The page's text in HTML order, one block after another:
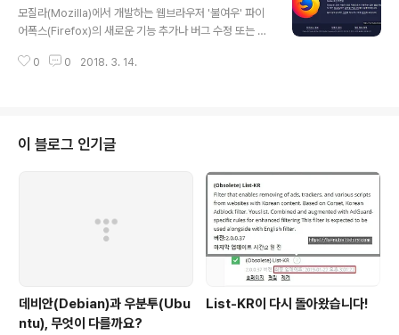
n libvorbis CVE-2018-5147: Out of bounds mem
ory write in libtremor 자세한 업데이트 내역은 아래 링
어 및 업데이트 버전] □ 파이어폭스 59.0 및 이하 ..
모질라(Mozilla)에서 개발하는 웹브라우저 '불여우' 파이
어폭스(Firefox)의 새로운 기능 추가나 버그 수정 또는 보
OS, 리눅스에서 업데이트를 통해 각각 배포되었습니다. -
refox 59 CVE-2018-5125: Memory safety bugs
fixed in Firefox 59 and Firefox ESR 52.7 ■ High
등급 (4) CVE-2018-5127: Buffer overflow manipu
0 0 2018. 3. 14.
이 블로그 인기글
데비안(Debian)과 우분투(Ubu
ntu), 무엇이 다를까요?
List-KR이 다시 돌아왔습니다!